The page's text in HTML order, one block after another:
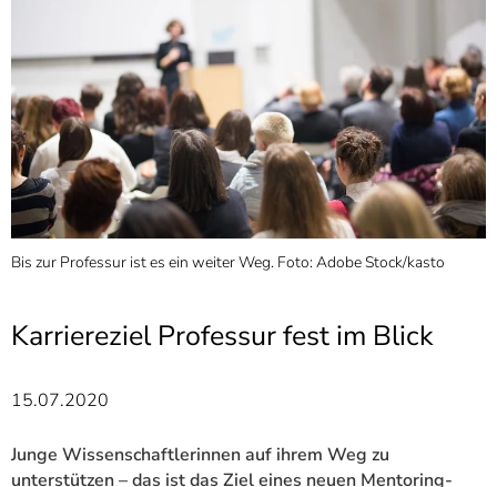
Zur
Brotkrumennavigation
springen[
Access-Key
7]
Informationen zur
Barrierefreiheit
Bis zur Professur ist es ein weiter Weg. Foto: Adobe Stock/kasto
Karriereziel Professur fest im Blick
15.07.2020
Junge Wissenschaftlerinnen auf ihrem Weg zu
unterstützen – das ist das Ziel eines neuen Mentoring-